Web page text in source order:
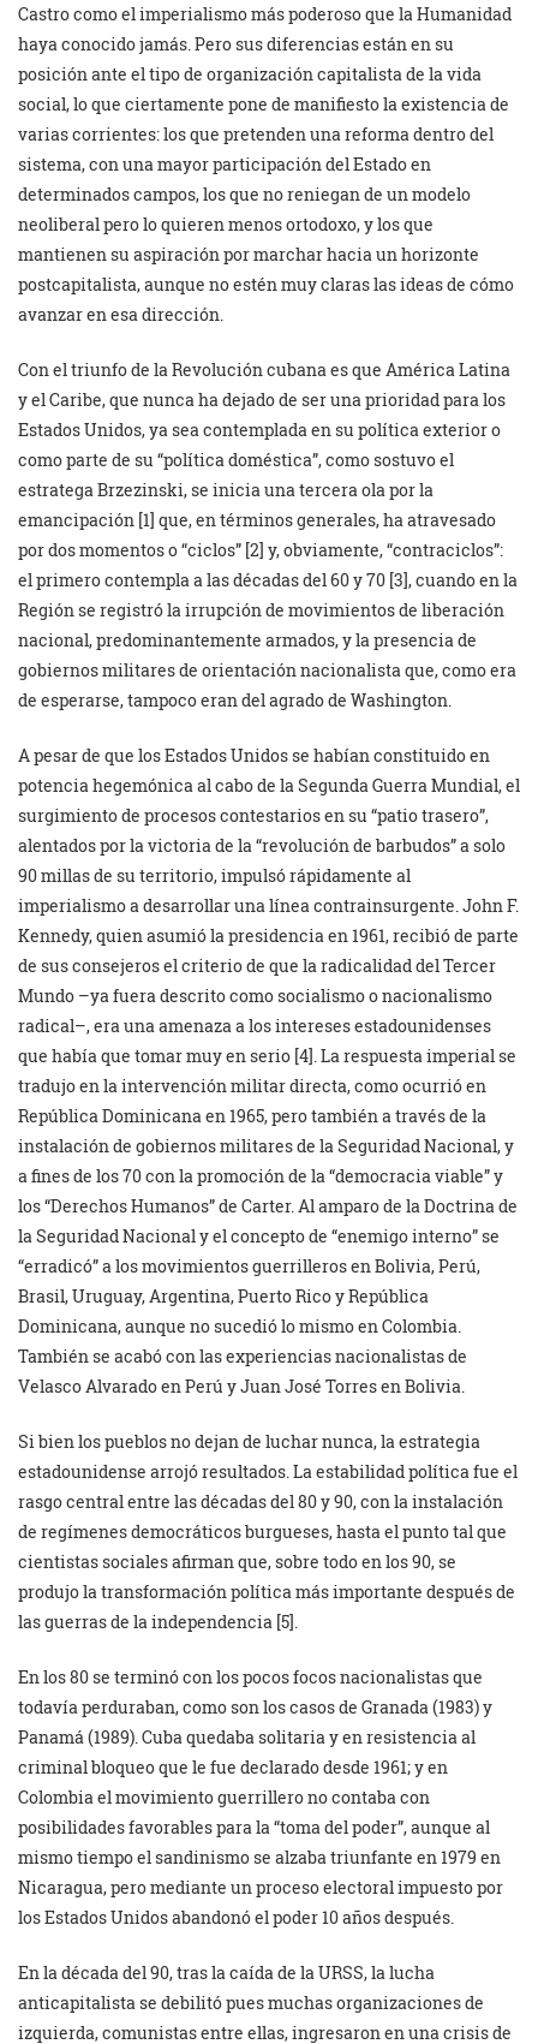
Castro como el imperialismo más poderoso que la Humanidad
haya conocido jamás. Pero sus diferencias están en su
posición ante el tipo de organización capitalista de la vida
social, lo que ciertamente pone de manifiesto la existencia de
varias corrientes: los que pretenden una reforma dentro del
sistema, con una mayor participación del Estado en
determinados campos, los que no reniegan de un modelo
neoliberal pero lo quieren menos ortodoxo, y los que
mantienen su aspiración por marchar hacia un horizonte
postcapitalista, aunque no estén muy claras las ideas de cómo
avanzar en esa dirección.
Con el triunfo de la Revolución cubana es que América Latina
y el Caribe, que nunca ha dejado de ser una prioridad para los
Estados Unidos, ya sea contemplada en su política exterior o
como parte de su “política doméstica”, como sostuvo el
estratega Brzezinski, se inicia una tercera ola por la
emancipación [1] que, en términos generales, ha atravesado
por dos momentos o “ciclos” [2] y, obviamente, “contraciclos”:
el primero contempla a las décadas del 60 y 70 [3], cuando en la
Región se registró la irrupción de movimientos de liberación
nacional, predominantemente armados, y la presencia de
gobiernos militares de orientación nacionalista que, como era
de esperarse, tampoco eran del agrado de Washington.
A pesar de que los Estados Unidos se habían constituido en
potencia hegemónica al cabo de la Segunda Guerra Mundial, el
surgimiento de procesos contestarios en su “patio trasero”,
alentados por la victoria de la “revolución de barbudos” a solo
90 millas de su territorio, impulsó rápidamente al
imperialismo a desarrollar una línea contrainsurgente. John F.
Kennedy, quien asumió la presidencia en 1961, recibió de parte
de sus consejeros el criterio de que la radicalidad del Tercer
Mundo –ya fuera descrito como socialismo o nacionalismo
radical–, era una amenaza a los intereses estadounidenses
que había que tomar muy en serio [4]. La respuesta imperial se
tradujo en la intervención militar directa, como ocurrió en
República Dominicana en 1965, pero también a través de la
instalación de gobiernos militares de la Seguridad Nacional, y
a fines de los 70 con la promoción de la “democracia viable” y
los “Derechos Humanos” de Carter. Al amparo de la Doctrina de
la Seguridad Nacional y el concepto de “enemigo interno” se
“erradicó” a los movimientos guerrilleros en Bolivia, Perú,
Brasil, Uruguay, Argentina, Puerto Rico y República
Dominicana, aunque no sucedió lo mismo en Colombia.
También se acabó con las experiencias nacionalistas de
Velasco Alvarado en Perú y Juan José Torres en Bolivia.
Si bien los pueblos no dejan de luchar nunca, la estrategia
estadounidense arrojó resultados. La estabilidad política fue el
rasgo central entre las décadas del 80 y 90, con la instalación
de regímenes democráticos burgueses, hasta el punto tal que
cientistas sociales afirman que, sobre todo en los 90, se
produjo la transformación política más importante después de
las guerras de la independencia [5].
En los 80 se terminó con los pocos focos nacionalistas que
todavía perduraban, como son los casos de Granada (1983) y
Panamá (1989). Cuba quedaba solitaria y en resistencia al
criminal bloqueo que le fue declarado desde 1961; y en
Colombia el movimiento guerrillero no contaba con
posibilidades favorables para la “toma del poder”, aunque al
mismo tiempo el sandinismo se alzaba triunfante en 1979 en
Nicaragua, pero mediante un proceso electoral impuesto por
los Estados Unidos abandonó el poder 10 años después.
En la década del 90, tras la caída de la URSS, la lucha
anticapitalista se debilitó pues muchas organizaciones de
izquierda, comunistas entre ellas, ingresaron en una crisis de